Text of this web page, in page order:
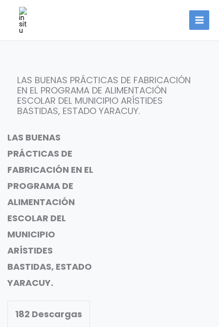
contenido
LAS BUENAS PRÁCTICAS DE FABRICACIÓN
EN EL PROGRAMA DE ALIMENTACIÓN
ESCOLAR DEL MUNICIPIO ARÍSTIDES
BASTIDAS, ESTADO YARACUY.
LAS BUENAS
PRÁCTICAS DE
FABRICACIÓN EN EL
PROGRAMA DE
ALIMENTACIÓN
ESCOLAR DEL
MUNICIPIO
ARÍSTIDES
BASTIDAS, ESTADO
YARACUY.
182 Descargas